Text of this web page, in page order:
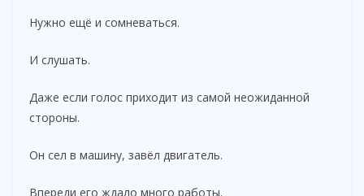
Нужно ещё и сомневаться.
И слушать.
Даже если голос приходит из самой неожиданной
стороны.
Он сел в машину, завёл двигатель.
Впереди его ждало много работы.